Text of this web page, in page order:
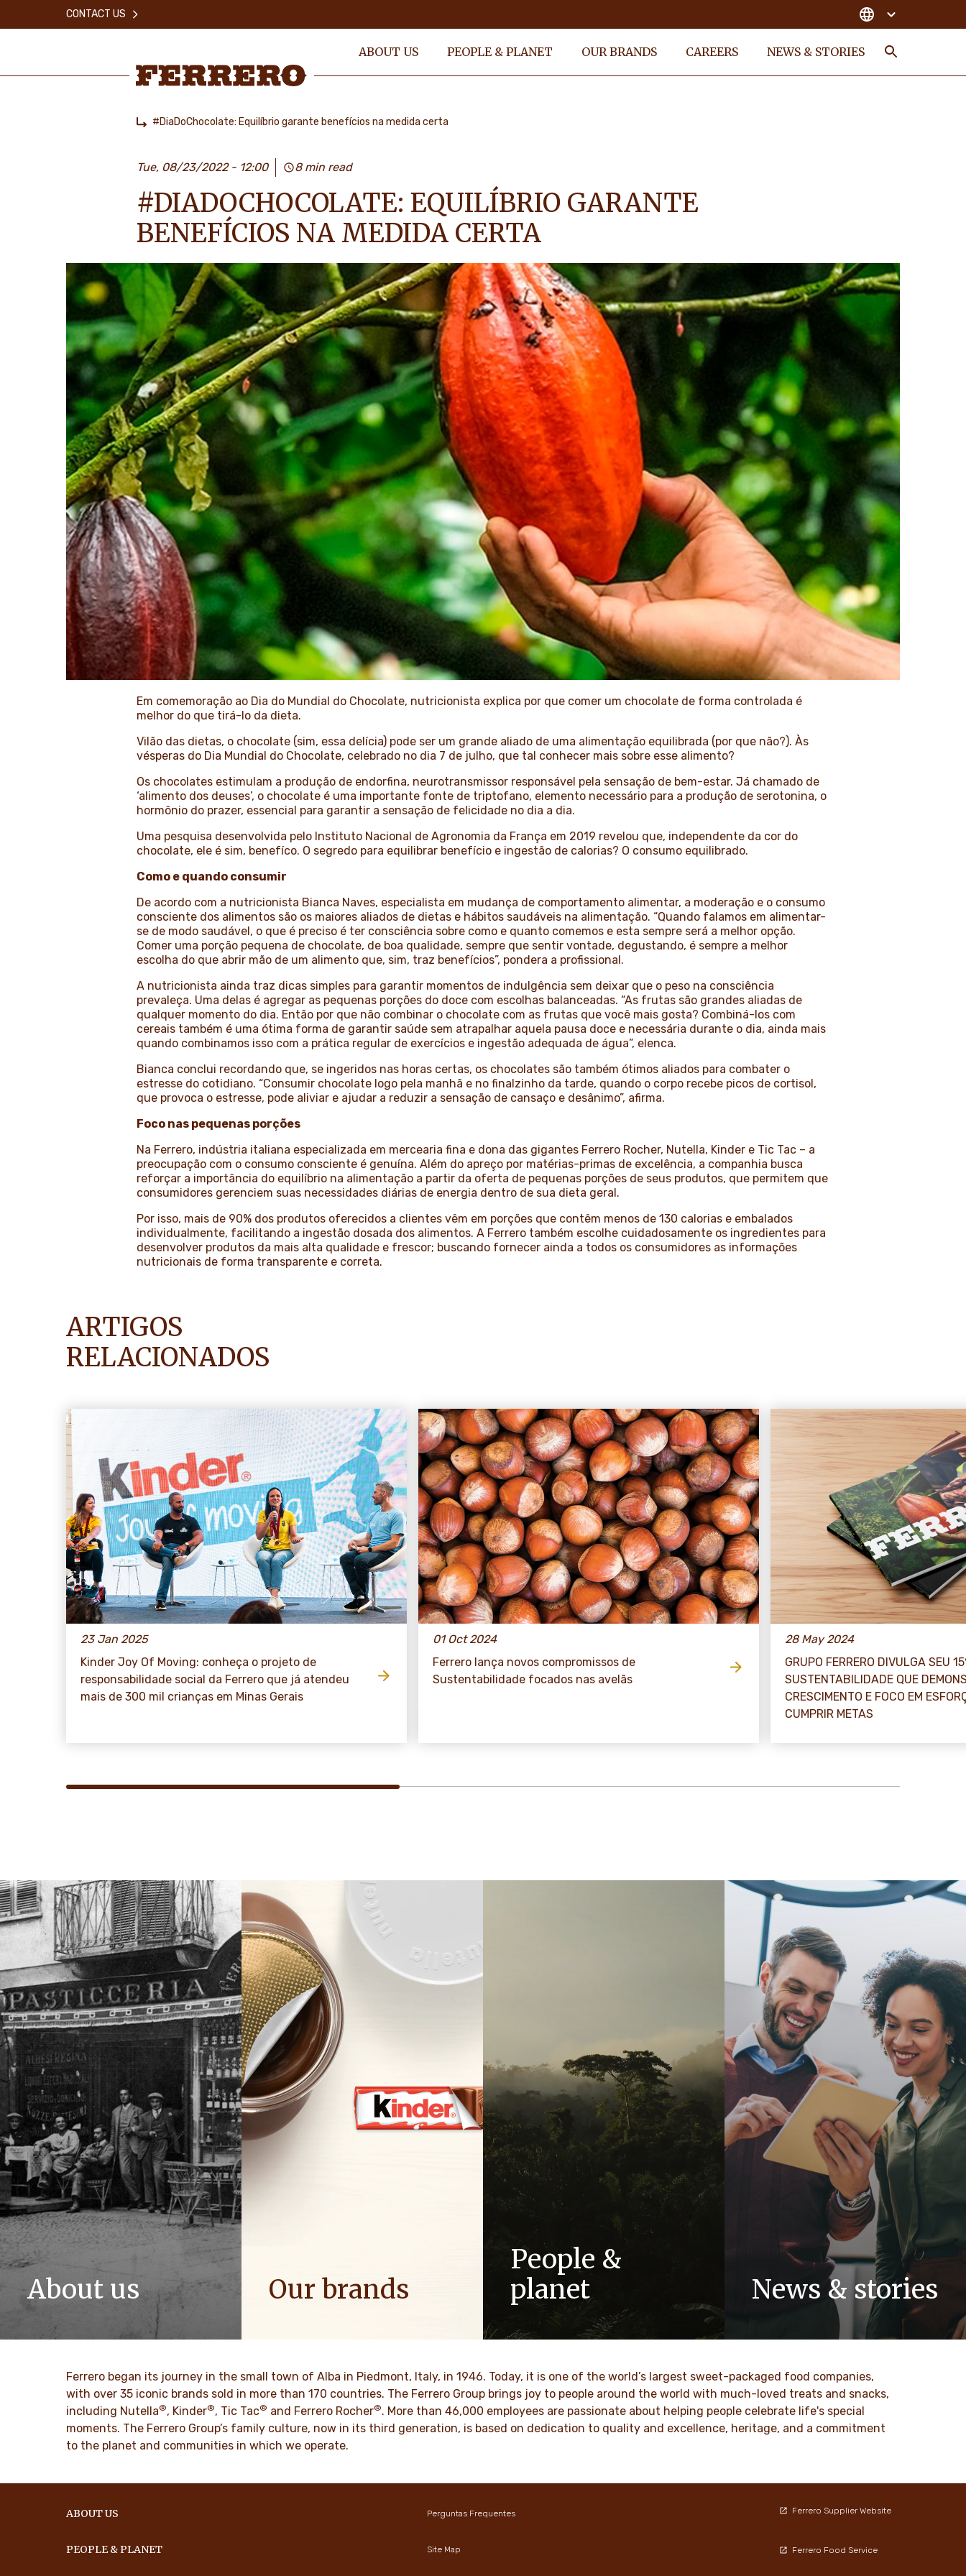
ABOUT US PEOPLE & PLANET OUR BRANDS CAREERS NEWS & STORIES
CONTACT US
#DiaDoChocolate: Equilíbrio garante benefícios na medida certa
Tue, 08/23/2022 - 12:00 8 min read
#DIADOCHOCOLATE: EQUILÍBRIO GARANTE
BENEFÍCIOS NA MEDIDA CERTA
Em comemoração ao Dia do Mundial do Chocolate, nutricionista explica por que comer um chocolate de forma controlada é
melhor do que tirá-lo da dieta.
Vilão das dietas, o chocolate (sim, essa delícia) pode ser um grande aliado de uma alimentação equilibrada (por que não?). Às
vésperas do Dia Mundial do Chocolate, celebrado no dia 7 de julho, que tal conhecer mais sobre esse alimento?
Os chocolates estimulam a produção de endorfina, neurotransmissor responsável pela sensação de bem-estar. Já chamado de
‘alimento dos deuses’, o chocolate é uma importante fonte de triptofano, elemento necessário para a produção de serotonina, o
hormônio do prazer, essencial para garantir a sensação de felicidade no dia a dia.
Uma pesquisa desenvolvida pelo Instituto Nacional de Agronomia da França em 2019 revelou que, independente da cor do
chocolate, ele é sim, benefíco. O segredo para equilibrar benefício e ingestão de calorias? O consumo equilibrado.
Como e quando consumir
De acordo com a nutricionista Bianca Naves, especialista em mudança de comportamento alimentar, a moderação e o consumo
consciente dos alimentos são os maiores aliados de dietas e hábitos saudáveis na alimentação. “Quando falamos em alimentar-
se de modo saudável, o que é preciso é ter consciência sobre como e quanto comemos e esta sempre será a melhor opção.
Comer uma porção pequena de chocolate, de boa qualidade, sempre que sentir vontade, degustando, é sempre a melhor
escolha do que abrir mão de um alimento que, sim, traz benefícios”, pondera a profissional.
A nutricionista ainda traz dicas simples para garantir momentos de indulgência sem deixar que o peso na consciência
prevaleça. Uma delas é agregar as pequenas porções do doce com escolhas balanceadas. “As frutas são grandes aliadas de
qualquer momento do dia. Então por que não combinar o chocolate com as frutas que você mais gosta? Combiná-los com
cereais também é uma ótima forma de garantir saúde sem atrapalhar aquela pausa doce e necessária durante o dia, ainda mais
quando combinamos isso com a prática regular de exercícios e ingestão adequada de água”, elenca.
Bianca conclui recordando que, se ingeridos nas horas certas, os chocolates são também ótimos aliados para combater o
estresse do cotidiano. “Consumir chocolate logo pela manhã e no finalzinho da tarde, quando o corpo recebe picos de cortisol,
que provoca o estresse, pode aliviar e ajudar a reduzir a sensação de cansaço e desânimo”, afirma.
Foco nas pequenas porções
Na Ferrero, indústria italiana especializada em mercearia fina e dona das gigantes Ferrero Rocher, Nutella, Kinder e Tic Tac – a
preocupação com o consumo consciente é genuína. Além do apreço por matérias-primas de excelência, a companhia busca
reforçar a importância do equilíbrio na alimentação a partir da oferta de pequenas porções de seus produtos, que permitem que
consumidores gerenciem suas necessidades diárias de energia dentro de sua dieta geral.
Por isso, mais de 90% dos produtos oferecidos a clientes vêm em porções que contêm menos de 130 calorias e embalados
individualmente, facilitando a ingestão dosada dos alimentos. A Ferrero também escolhe cuidadosamente os ingredientes para
desenvolver produtos da mais alta qualidade e frescor; buscando fornecer ainda a todos os consumidores as informações
nutricionais de forma transparente e correta.
ARTIGOS
RELACIONADOS
23 Jan 2025
Kinder Joy Of Moving: conheça o projeto de
responsabilidade social da Ferrero que já atendeu
mais de 300 mil crianças em Minas Gerais
01 Oct 2024
Ferrero lança novos compromissos de
Sustentabilidade focados nas avelãs
28 May 2024
GRUPO FERRERO DIVULGA SEU
SUSTENTABILIDADE QUE
CRESCIMENTO E FOCO EM
CUMPRIR METAS
About us
The story of Ferrero Group and its
mission. From the first steps to a
SAIBA MAIS
Our brands
SAIBA MAIS
People &
planet
As a family-owned company, values
such as respect, integrity and
SAIBA MAIS
News & stories
Discover our newsroom for updates,
stories and press releases on Ferrero
SAIBA MAIS
Ferrero began its journey in the small town of Alba in Piedmont, Italy, in 1946. Today, it is one of the world’s largest sweet-packaged food companies,
with over 35 iconic brands sold in more than 170 countries. The Ferrero Group brings joy to people around the world with much-loved treats and snacks,
including Nutella®, Kinder®, Tic Tac® and Ferrero Rocher®. More than 46,000 employees are passionate about helping people celebrate life's special
moments. The Ferrero Group’s family culture, now in its third generation, is based on dedication to quality and excellence, heritage, and a commitment
to the planet and communities in which we operate.
ABOUT US
PEOPLE & PLANET
Perguntas Frequentes
Site Map
Ferrero Supplier Website
Ferrero Food Service